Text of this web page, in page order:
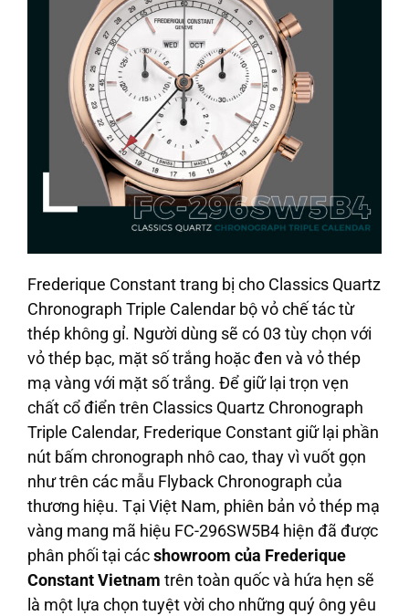
Frederique Constant trang bị cho Classics Quartz
Chronograph Triple Calendar bộ vỏ chế tác từ
thép không gỉ. Người dùng sẽ có 03 tùy chọn với
vỏ thép bạc, mặt số trắng hoặc đen và vỏ thép
mạ vàng với mặt số trắng. Để giữ lại trọn vẹn
chất cổ điển trên Classics Quartz Chronograph
Triple Calendar, Frederique Constant giữ lại phần
nút bấm chronograph nhô cao, thay vì vuốt gọn
như trên các mẫu Flyback Chronograph của
thương hiệu. Tại Việt Nam, phiên bản vỏ thép mạ
vàng mang mã hiệu FC-296SW5B4 hiện đã được
phân phối tại cácshowroom của Frederique
Constant Vietnam trên toàn quốc và hứa hẹn sẽ
là một lựa chọn tuyệt vời cho những quý ông yêu